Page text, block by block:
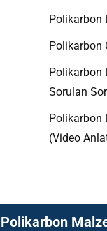
Polikarbon
Polikarbon
Polikarbon
Sorulan
Polikarbon
(Video
Polikarbon